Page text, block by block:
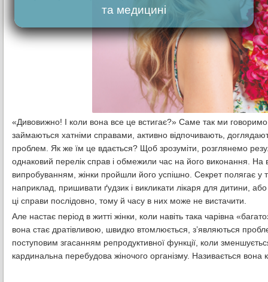
«Дивовижно! І коли вона все це встигає?» Саме так ми
займаються хатніми справами, активно відпочивають,
проблем. Як же їм це вдається? Щоб зрозуміти, розглянемо
однаковий перелік справ і обмежили час на його виконання. На
випробуванням, жінки пройшли його успішно. Секрет полягає у
наприклад, пришивати ґудзик і викликати лікаря для дитини,
ці справи послідовно, тому й часу в них може не вистачити.
Але настає період в житті жінки, коли навіть така чарівна
вона стає дратівливою, швидко втомлюється, з’являються
поступовим згасанням репродуктивної функції, коли
кардинальна перебудова жіночого організму. Називається
та медицині